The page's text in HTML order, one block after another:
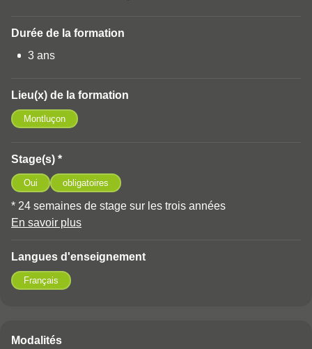
Durée de la formation
3 ans
Lieu(x) de la formation
Montluçon
Stage(s) *
Oui obligatoires
* 24 semaines de stage sur les trois années
En savoir plus
Langues d'enseignement
Français
Modalités